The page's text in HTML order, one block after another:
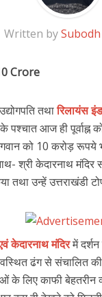
Written by
Crore
तथारिलायंस
पश्चात आज ही पूर्वाह्न
को 10 करोड़ रूपये
श्री केदारनाथ मंदिर
तथा उन्हें उत्तराखंडी
केदारनाथ मंदिरमें
ढंग से संचालित
के लिए काफी